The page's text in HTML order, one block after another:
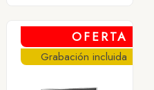
OFERTA
Grabación incluida